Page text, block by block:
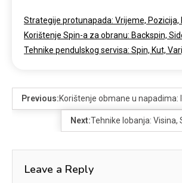
Strategije protunapada: Vrijeme, Pozicija,
Korištenje Spin-a za obranu: Backspin,
Tehnike pendulskog servisa: Spin, Kut,
Previous:Korištenje obmane u napadima:
Next:Tehnike lobanja: Visina,
Leave a Reply